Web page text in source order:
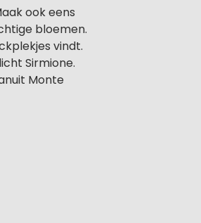
ook eens
bloemen.
vindt.
Sirmione.
Monte